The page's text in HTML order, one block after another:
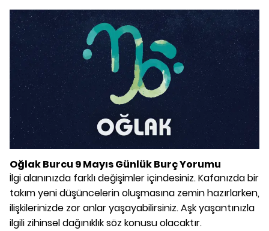
Oğlak Burcu 9 Mayıs Günlük Burç Yorumu
İlgi alanınızda farklı değişimler içindesiniz. Kafanızda bir
takım yeni düşüncelerin oluşmasına zemin hazırlarken,
ilişkilerinizde zor anlar yaşayabilirsiniz. Aşk yaşantınızla
ilgili zihinsel dağınıklık söz konusu olacaktır.